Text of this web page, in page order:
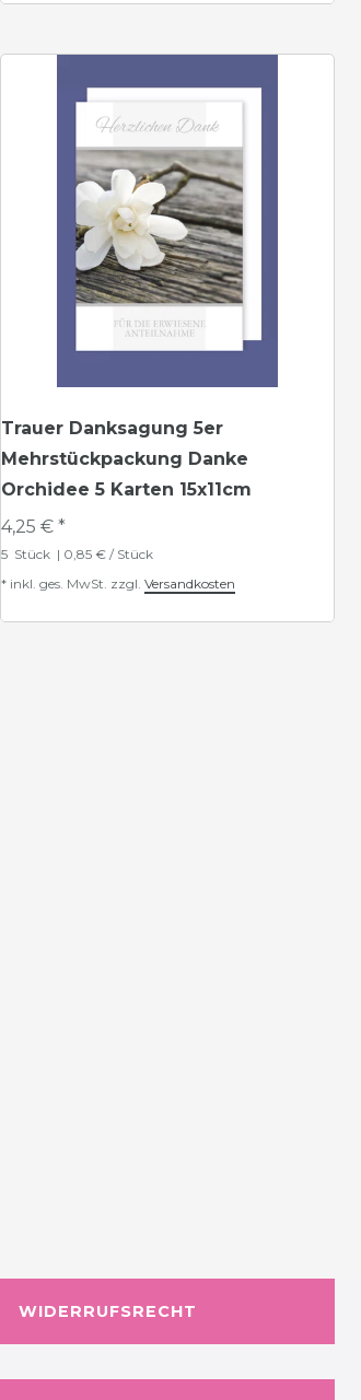
Trauer Danksagung 5er
Mehrstückpackung Danke
Orchidee 5 Karten 15x11cm
4,25 € *
5 Stück | 0,85 € / Stück
* inkl. ges. MwSt. zzgl. Versandkosten
WIDERRUFSRECHT